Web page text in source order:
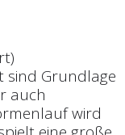
sind Grundlage
auch
wird